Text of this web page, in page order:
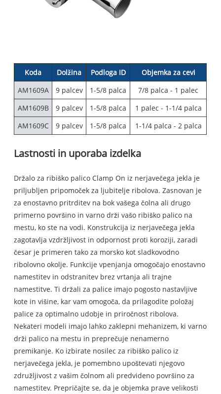
Koda Dolžina Podloga ID
Objemka za cevi
AM1609A
9 palcev 1-5/8 palca
7/8 palca - 1 palec
AM1609B
9 palcev 1-5/8 palca
1 palec - 1-1/4 palca
AM1609C
9 palcev 1-5/8 palca 1-1/4 palca - 2 palca
Lastnosti in uporaba izdelka
Držalo za ribiško palico Clamp On iz nerjavečega jekla je
priljubljen pripomoček za ljubitelje ribolova. Zasnovan je
za enostavno pritrditev na bok vašega čolna ali drugo
primerno površino in varno drži vašo ribiško palico na
mestu, ko ste na vodi. Konstrukcija iz nerjavečega jekla
zagotavlja vzdržljivost in odpornost proti koroziji, zaradi
česar je primeren tako za morsko kot sladkovodno
ribolovno okolje. Funkcije vpenjanja omogočajo enostavno
namestitev in odstranitev brez vrtanja ali trajne
namestitve. Ti držali za palice imajo pogosto nastavljive
kote in višine, kar vam omogoča, da prilagodite položaj
palice za optimalno udobje in priročnost ribolova.
Nekateri modeli imajo lahko zaklepni mehanizem, ki varno
drži palico na mestu in preprečuje nenamerno
premikanje. Ko izbirate nosilec za ribiško palico iz
nerjavečega jekla, je pomembno upoštevati njegovo
združljivost z vašim čolnom ali predvideno površino za
namestitev. Prepričajte se, da je objemka prave velikosti